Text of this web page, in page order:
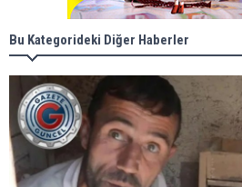
Bu Kategorideki Diğer Haberler